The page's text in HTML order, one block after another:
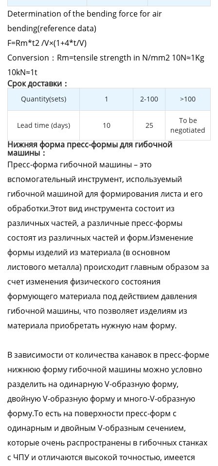
Determination of the bending force for air
bending(reference data)
F=Rm*t2 /V×(1+4*t/V)
Conversion：Rm=tensile strength in N/mm2 10N≈1Kg
10kN≈1t
Cрок доставки：
Quantity(sets) 1 2-100 >100
Lead time (days) 10 25
To be
negotiated
Нижняя форма пресс-формы для гибочной
машины：
Пресс-форма гибочной машины – это
вспомогательный инструмент, используемый
гибочной машиной для формирования листа и его
обработки.Этот вид инструмента состоит из
различных частей, а различные пресс-формы
состоят из различных частей и форм.Изменение
формы изделий из материала (в основном
листового металла) происходит главным образом за
счет изменения физического состояния
формующего материала под действием давления
гибочной машины, что позволяет изделиям из
материала приобретать нужную нам форму.
В зависимости от количества канавок в пресс-форме
нижнюю форму гибочной машины можно условно
разделить на одинарную V-образную форму,
двойную V-образную форму и много-V-образную
форму.То есть на поверхности пресс-форм с
одинарным и двойным V-образным сечением,
которые очень распространены в гибочных станках
с ЧПУ и отличаются высокой точностью, имеется